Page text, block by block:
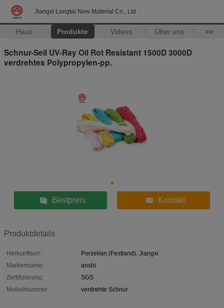
Jiangxi Longtai New Material Co., Ltd
Haus Produkte Videos Über uns >>
Schnur-Seil UV-Ray Oil Rot Resistant 1500D 3000D
verdrehtes Polypropylen-pp.
Bestpreis Kontakt
Produktdetails
Herkunftsort:
Porzellan (Festland), Jiangxi
Markenname:
anshi
Zertifizierung:
SGS
Modellnummer:
verdrehte Schnur